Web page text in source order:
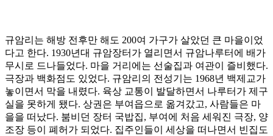
규암리는 해방 전후만 해도 200여 가구가 살았던 큰 마을이었
다고 한다. 1930년대 규암장터가 열리면서 규암나루터에 배가
무시로 드나들었다. 마을 거리에는 선술집과 여관이 즐비했다.
극장과 백화점도 있었다. 규암리의 전성기는 1968년 백제교가
놓이면서 막을 내렸다. 육상 교통이 발달하면서 나루터가 제구
실을 못하게 됐다. 상권은 부여읍으로 옮겨갔고, 사람들은 마
을을 떠났다. 붐비던 장터 국밥집, 부여에 처음 세워진 극장, 양
조장 등이 폐허가 되었다. 집주인들이 세상을 떠나면서 빈집도